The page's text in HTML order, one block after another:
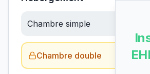
Chambre simple
Chambre double